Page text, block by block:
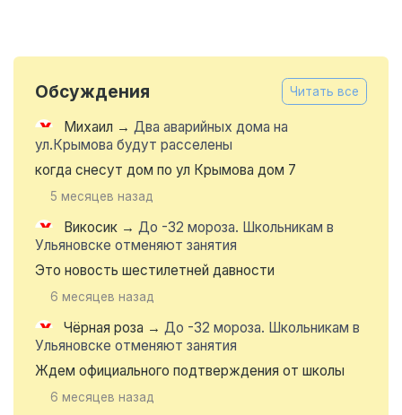
Обсуждения Читать все
Михаил → Два аварийных дома на
ул.Крымова будут расселены
когда снесут дом по ул Крымова дом 7
5 месяцев назад
Викосик → До -32 мороза. Школьникам в
Ульяновске отменяют занятия
Это новость шестилетней давности
6 месяцев назад
Чёрная роза → До -32 мороза. Школьникам в
Ульяновске отменяют занятия
Ждем официального подтверждения от школы
6 месяцев назад